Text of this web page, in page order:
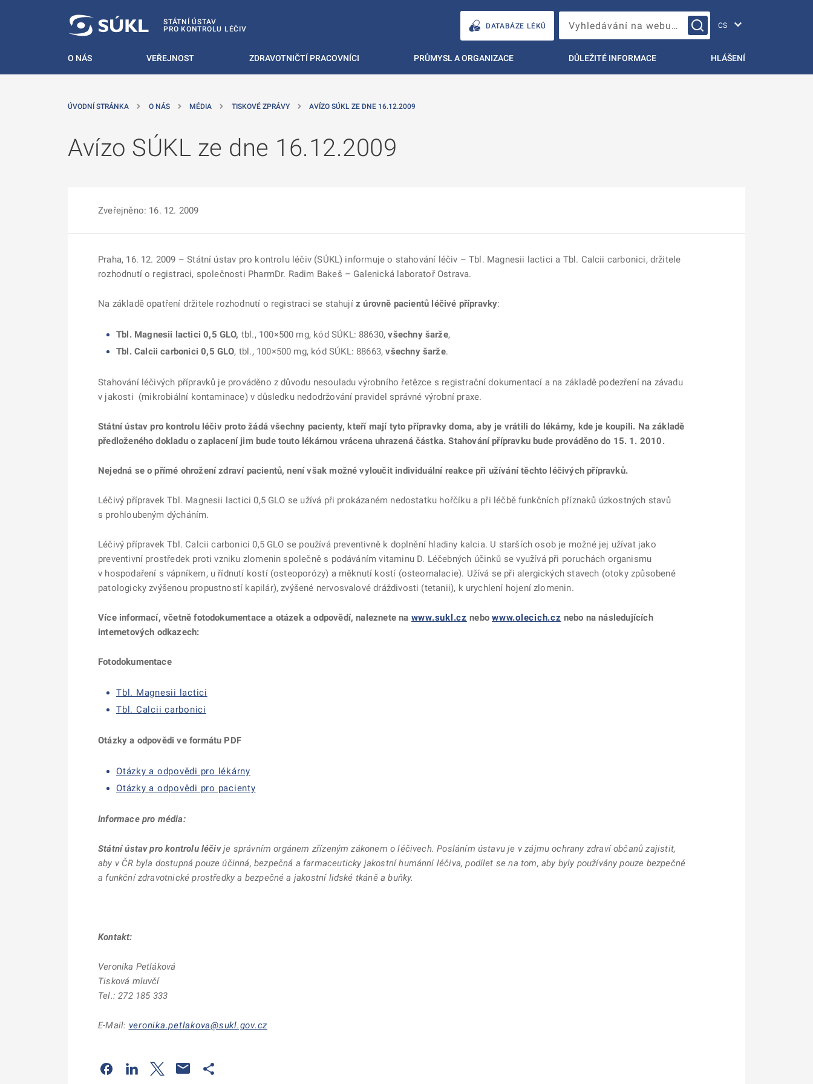
STÁTNÍ ÚSTAV
PRO KONTROLU LÉČIV
DATABÁZE LÉKŮ Vyhledávání na webu…
O NÁS VEŘEJNOST ZDRAVOTNIČTÍ PRACOVNÍCI PRŮMYSL A ORGANIZACE DŮLEŽITÉ INFORMACE HLÁŠENÍ
ÚVODNÍ STRÁNKA O NÁS MÉDIA TISKOVÉ ZPRÁVY AVÍZO SÚKL ZE DNE 16.12.2009
Avízo SÚKL ze dne 16.12.2009
Zveřejněno: 16. 12. 2009
Praha, 16. 12. 2009 – Státní ústav pro kontrolu léčiv (SÚKL) informuje o stahování léčiv – Tbl. Magnesii lactici a Tbl. Calcii carbonici, držitele
rozhodnutí o registraci, společnosti PharmDr. Radim Bakeš – Galenická laboratoř Ostrava.
Na základě opatření držitele rozhodnutí o registraci se stahují z úrovně pacientů léčivé přípravky:
Tbl. Magnesii lactici 0,5 GLO, tbl., 100×500 mg, kód SÚKL: 88630,všechny šarže,
Tbl. Calcii carbonici 0,5 GLO, tbl., 100×500 mg, kód SÚKL: 88663,všechny šarže.
Stahování léčivých přípravků je prováděno z důvodu nesouladu výrobního řetězce s registrační dokumentací a na základě podezření na závadu
v jakosti (mikrobiální kontaminace) v důsledku nedodržování pravidel správné výrobní praxe.
Státní ústav pro kontrolu léčiv proto žádá všechny pacienty, kteří mají tyto přípravky doma, aby je vrátili do lékárny, kde je koupili. Na základě
předloženého dokladu o zaplacení jim bude touto lékárnou vrácena uhrazená částka. Stahování přípravku bude prováděno do 15. 1. 2010.
Nejedná se o přímé ohrožení zdraví pacientů, není však možné vyloučit individuální reakce při užívání těchto léčivých přípravků.
Léčivý přípravek Tbl. Magnesii lactici 0,5 GLO se užívá při prokázaném nedostatku hořčíku a při léčbě funkčních příznaků úzkostných stavů
s prohloubeným dýcháním.
Léčivý přípravek Tbl. Calcii carbonici 0,5 GLO se používá preventivně k doplnění hladiny kalcia. U starších osob je možné jej užívat jako
preventivní prostředek proti vzniku zlomenin společně s podáváním vitaminu D. Léčebných účinků se využívá při poruchách organismu
v hospodaření s vápníkem, u řídnutí kostí (osteoporózy) a měknutí kostí (osteomalacie). Užívá se při alergických stavech (otoky způsobené
patologicky zvýšenou propustností kapilár), zvýšené nervosvalové dráždivosti (tetanii), k urychlení hojení zlomenin.
Více informací, včetně fotodokumentace a otázek a odpovědí, naleznete na www.sukl.cz nebowww.olecich.cz nebo na následujících
internetových odkazech:
Fotodokumentace
Tbl. Magnesii lactici
Tbl. Calcii carbonici
Otázky a odpovědi ve formátu PDF
Otázky a odpovědi pro lékárny
Otázky a odpovědi pro pacienty
Informace pro média:
Státní ústav pro kontrolu léčivje správním orgánem zřízeným zákonem o léčivech. Posláním ústavu je v zájmu ochrany zdraví občanů zajistit,
aby v ČR byla dostupná pouze účinná, bezpečná a farmaceuticky jakostní humánní léčiva, podílet se na tom, aby byly používány pouze bezpečné
a funkční zdravotnické prostředky a bezpečné a jakostní lidské tkáně a buňky.
Kontakt:
Veronika Petláková
Tisková mluvčí
Tel.: 272 185 333
E-Mail: veronika.petlakova@sukl.gov.cz
Odkaz se otevře na nové kartě
Odkaz se otevře na nové kartě
Odkaz se otevře na nové kartě